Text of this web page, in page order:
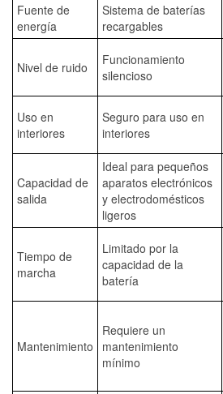
Fuente de
energía
Sistema de baterías
recargables
Nivel de ruido
Funcionamiento
silencioso
Uso en
interiores
Seguro para uso en
interiores
Capacidad de
salida
Ideal para pequeños
aparatos electrónicos
y electrodomésticos
ligeros
Tiempo de
marcha
Limitado por la
capacidad de la
batería
Mantenimiento
Requiere un
mantenimiento
mínimo